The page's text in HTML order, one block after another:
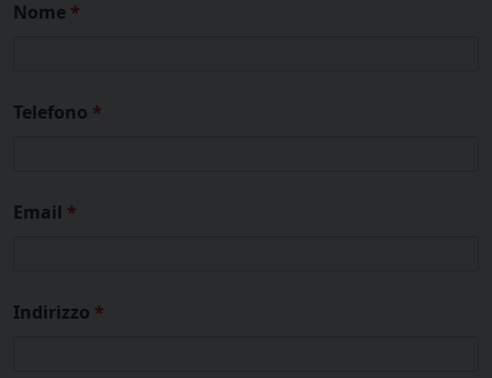
Nome *
Telefono *
Email *
Indirizzo *